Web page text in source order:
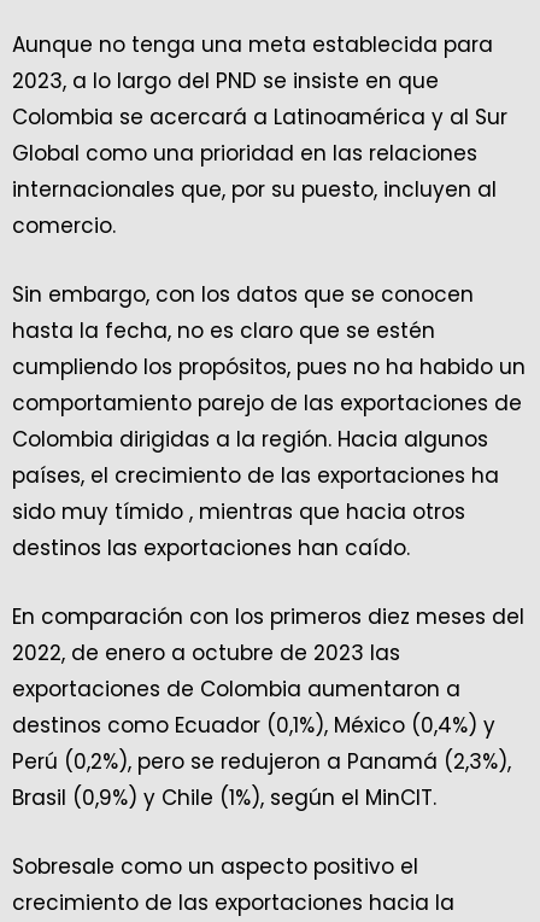
Aunque no tenga una meta establecida para
2023, a lo largo del PND se insiste en que
Colombia se acercará a Latinoamérica y al Sur
Global como una prioridad en las relaciones
internacionales que, por su puesto, incluyen al
comercio.
Sin embargo, con los datos que se conocen
hasta la fecha, no es claro que se estén
cumpliendo los propósitos, pues no ha habido un
comportamiento parejo de las exportaciones de
Colombia dirigidas a la región. Hacia algunos
países, el crecimiento de las exportaciones ha
sido muy tímido , mientras que hacia otros
destinos las exportaciones han caído.
En comparación con los primeros diez meses del
2022, de enero a octubre de 2023 las
exportaciones de Colombia aumentaron a
destinos como Ecuador (0,1%), México (0,4%) y
Perú (0,2%), pero se redujeron a Panamá (2,3%),
Brasil (0,9%) y Chile (1%), según el MinCIT.
Sobresale como un aspecto positivo el
crecimiento de las exportaciones hacia la